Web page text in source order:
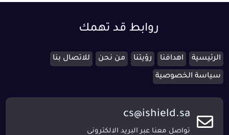
روابط قد تهمك
الرئيسية اهدافنا رؤيتنا من نحن للاتصال بنا
سياسة الخصوصية
cs@ishield.sa
تواصل معنا عبر البريد الالكترونى